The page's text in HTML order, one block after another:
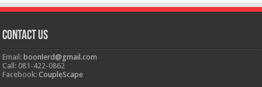
Contact Us
Email: boonlerd@gmail.com
Call: 081-422-0862
Facebook:CoupleScape